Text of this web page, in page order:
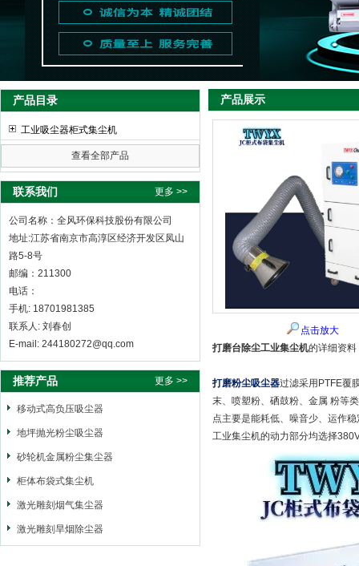
产品目录
工业吸尘器柜式集尘机
查看全部产品
联系我们 更多 >>
公司名称：全风环保科技股份有限公司
地址:江苏省南京市高淳区经济开发区凤山
路5-8号
邮编：211300
电话：
手机: 18701981385
联系人: 刘春创
E-mail: 244180272@qq.com
推荐产品 更多 >>
移动式高负压吸尘器
地坪抛光粉尘吸尘器
砂轮机金属粉尘集尘器
柜体布袋式集尘机
激光雕刻烟气集尘器
激光雕刻旱烟除尘器
产品展示
点击放大
打磨台除尘工业集尘机的详细资料
打磨粉尘吸尘器过滤采用PTFE覆
末、喷塑粉、硒鼓粉、金属 粉等
点主要是能耗低、噪音少、运作
工业集尘机的动力部分均选择